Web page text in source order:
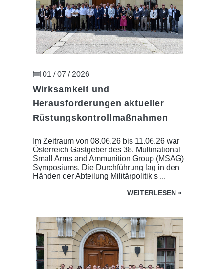
01 / 07 / 2026
Wirksamkeit und
Herausforderungen aktueller
Rüstungskontrollmaßnahmen
Im Zeitraum von 08.06.26 bis 11.06.26 war
Österreich Gastgeber des 38. Multinational
Small Arms and Ammunition Group (MSAG)
Symposiums. Die Durchführung lag in den
Händen der Abteilung Militärpolitik s ...
WEITERLESEN »